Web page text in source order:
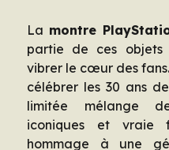
La montre
partie de ces objets
vibrer le cœur des
célébrer les 30 ans
limitée mélange
iconiques et vraie
hommage à une